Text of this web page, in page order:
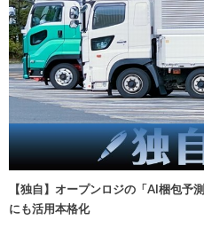
【独自】オープンロジの「AI梱包予
にも活用本格化